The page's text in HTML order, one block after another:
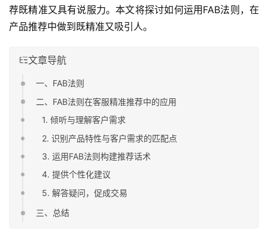
荐既精准又具有说服力。本文将探讨如何运用FAB法则，在
产品推荐中做到既精准又吸引人。
文章导航
一、FAB法则
二、FAB法则在客服精准推荐中的应用
1. 倾听与理解客户需求
2. 识别产品特性与客户需求的匹配点
3. 运用FAB法则构建推荐话术
4. 提供个性化建议
5. 解答疑问，促成交易
三、总结